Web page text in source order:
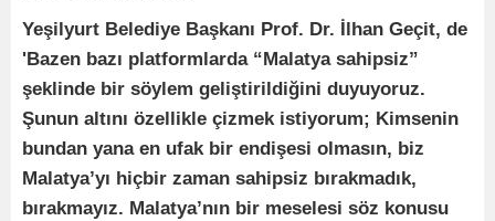
Yeşilyurt Belediye Başkanı Prof. Dr. İlhan Geçit, de
'Bazen bazı platformlarda “Malatya sahipsiz”
şeklinde bir söylem geliştirildiğini duyuyoruz.
Şunun altını özellikle çizmek istiyorum; Kimsenin
bundan yana en ufak bir endişesi olmasın, biz
Malatya’yı hiçbir zaman sahipsiz bırakmadık,
bırakmayız. Malatya’nın bir meselesi söz konusu